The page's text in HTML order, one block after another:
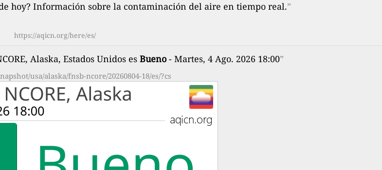
hoy? Información sobre la contaminación del aire en tiempo real.”
https://aqicn.org/here/es/
Alaska, Estados Unidos es Bueno- Martes, 4 Ago. 2026 18:00”
usa/alaska/fnsb-ncore/20260804-18/es/?cs